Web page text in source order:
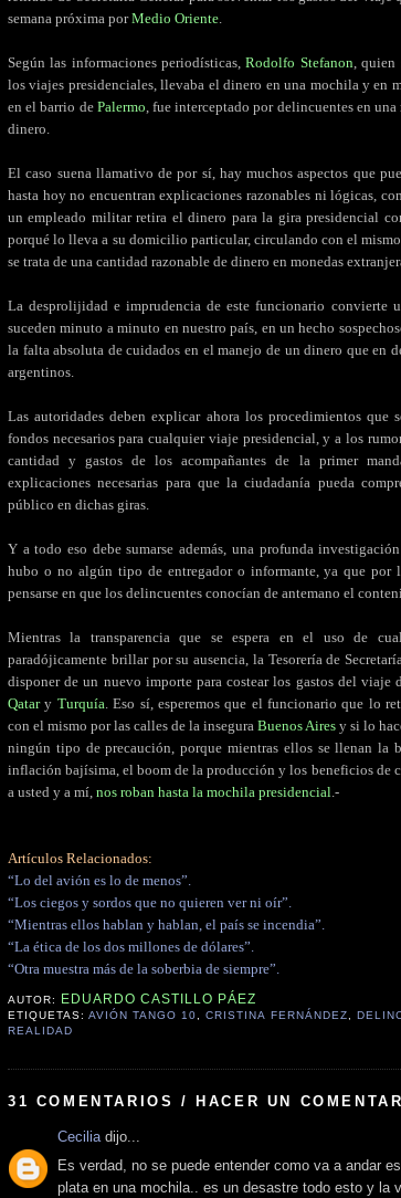
semana próxima porMedio Oriente.
Según las informaciones periodísticas,Rodolfo Stefanon, quien
los viajes presidenciales, llevaba el dinero en una mochila y en
en el barrio de Palermo, fue interceptado por delincuentes en
dinero.
El caso suena llamativo de por sí, hay muchos aspectos que
hasta hoy no encuentran explicaciones razonables ni lógicas,
un empleado militar retira el dinero para la gira presidencial
porqué lo lleva a su domicilio particular, circulando con el
se trata de una cantidad razonable de dinero en monedas
La desprolijidad e imprudencia de este funcionario convierte
suceden minuto a minuto en nuestro país, en un hecho
la falta absoluta de cuidados en el manejo de un dinero que en
argentinos.
Las autoridades deben explicar ahora los procedimientos que
fondos necesarios para cualquier viaje presidencial, y a los
cantidad y gastos de los acompañantes de la primer
explicaciones necesarias para que la ciudadanía pueda
público en dichas giras.
Y a todo eso debe sumarse además, una profunda
hubo o no algún tipo de entregador o informante, ya que por
pensarse en que los delincuentes conocían de antemano el
Mientras la transparencia que se espera en el uso de
paradójicamente brillar por su ausencia, la Tesorería de
disponer de un nuevo importe para costear los gastos del viaje
Qatary Turquía. Eso sí, esperemos que el funcionario que lo
con el mismo por las calles de la insegura Buenos Aires y si lo
ningún tipo de precaución, porque mientras ellos se llenan la
inflación bajísima, el boom de la producción y los beneficios de
a usted y a mí, nos roban hasta la mochila presidencial.-
Artículos Relacionados:
“Lo del avión es lo de menos”.
“Los ciegos y sordos que no quieren ver ni oír”.
“Mientras ellos hablan y hablan, el país se incendia”.
“La ética de los dos millones de dólares”.
“Otra muestra más de la soberbia de siempre”.
AUTOR: EDUARDO CASTILLO PÁEZ
ETIQUETAS:AVIÓN TANGO 10 ,CRISTINA FERNÁNDEZ
REALIDAD
31 COMENTARIOS / HACER UN
Cecilia dijo...
Es verdad, no se puede entender como va a andar
plata en una mochila.. es un desastre todo esto y la